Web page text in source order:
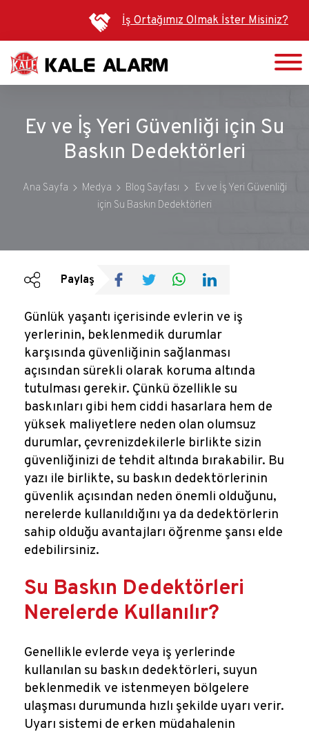
atla
İş Ortağımız Olmak İster Misiniz?
Ev ve İş Yeri Güvenliği için Su
Baskın Dedektörleri
Ana Sayfa Medya Blog Sayfası
Ev ve İş Yeri Güvenliği
için Su Baskın Dedektörleri
Bültenler
Reklamlar
Kalem Dergisi
Blog
Paylaş
Günlük yaşantı içerisinde evlerin ve iş
yerlerinin, beklenmedik durumlar
karşısında güvenliğinin sağlanması
açısından sürekli olarak koruma altında
tutulması gerekir. Çünkü özellikle su
baskınları gibi hem ciddi hasarlara hem de
yüksek maliyetlere neden olan olumsuz
durumlar, çevrenizdekilerle birlikte sizin
güvenliğinizi de tehdit altında bırakabilir. Bu
yazı ile birlikte, su baskın dedektörlerinin
güvenlik açısından neden önemli olduğunu,
nerelerde kullanıldığını ya da dedektörlerin
sahip olduğu avantajları öğrenme şansı elde
edebilirsiniz.
Su Baskın Dedektörleri
Nerelerde Kullanılır?
Genellikle evlerde veya iş yerlerinde
kullanılan su baskın dedektörleri, suyun
beklenmedik ve istenmeyen bölgelere
ulaşması durumunda hızlı şekilde uyarı verir.
Uyarı sistemi de erken müdahalenin